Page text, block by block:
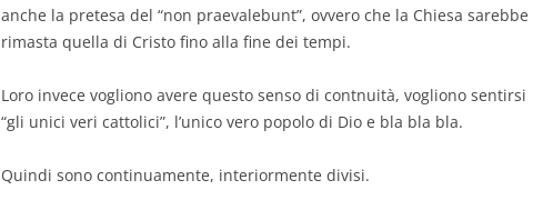
anche la pretesa del “non praevalebunt”, ovvero che la Chiesa sarebbe
rimasta quella di Cristo fino alla fine dei tempi.
Loro invece vogliono avere questo senso di contnuità, vogliono sentirsi
“gli unici veri cattolici”, l’unico vero popolo di Dio e bla bla bla.
Quindi sono continuamente, interiormente divisi.